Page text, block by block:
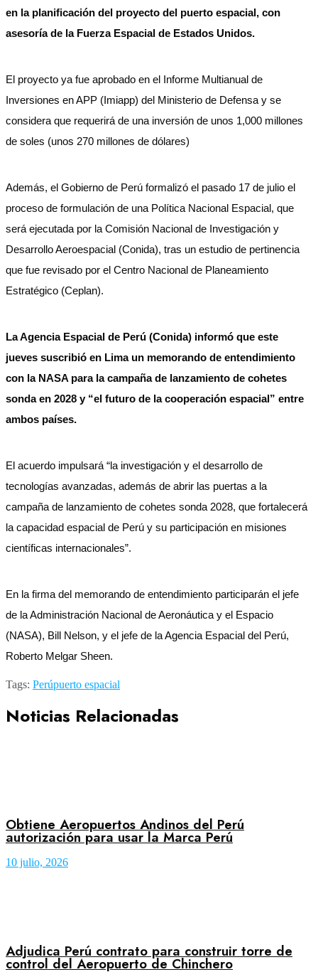
en la planificación del proyecto del puerto espacial, con
asesoría de la Fuerza Espacial de Estados Unidos.
El proyecto ya fue aprobado en el Informe Multianual de
Inversiones en APP (Imiapp) del Ministerio de Defensa y se
considera que requerirá de una inversión de unos 1,000 millones
de soles (unos 270 millones de dólares)
Además, el Gobierno de Perú formalizó el pasado 17 de julio el
proceso de formulación de una Política Nacional Espacial, que
será ejecutada por la Comisión Nacional de Investigación y
Desarrollo Aeroespacial (Conida), tras un estudio de pertinencia
que fue revisado por el Centro Nacional de Planeamiento
Estratégico (Ceplan).
La Agencia Espacial de Perú (Conida) informó que este
jueves suscribió en Lima un memorando de entendimiento
con la NASA para la campaña de lanzamiento de cohetes
sonda en 2028 y “el futuro de la cooperación espacial” entre
ambos países.
El acuerdo impulsará “la investigación y el desarrollo de
tecnologías avanzadas, además de abrir las puertas a la
campaña de lanzamiento de cohetes sonda 2028, que fortalecerá
la capacidad espacial de Perú y su participación en misiones
científicas internacionales”.
En la firma del memorando de entendimiento participarán el jefe
de la Administración Nacional de Aeronáutica y el Espacio
(NASA), Bill Nelson, y el jefe de la Agencia Espacial del Perú,
Roberto Melgar Sheen.
Tags: Perúpuerto espacial
Noticias Relacionadas
Obtiene Aeropuertos Andinos del Perú
autorización para usar la Marca Perú
10 julio, 2026
Adjudica Perú contrato para construir torre de
control del Aeropuerto de Chinchero